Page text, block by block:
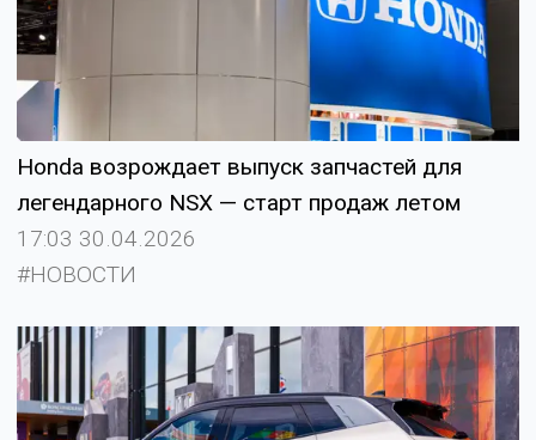
Honda возрождает выпуск запчастей для
легендарного NSX — старт продаж летом
17:03 30.04.2026
#НОВОСТИ